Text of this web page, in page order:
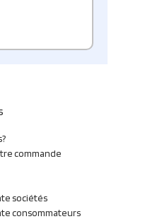
commande
sociétés
consommateurs